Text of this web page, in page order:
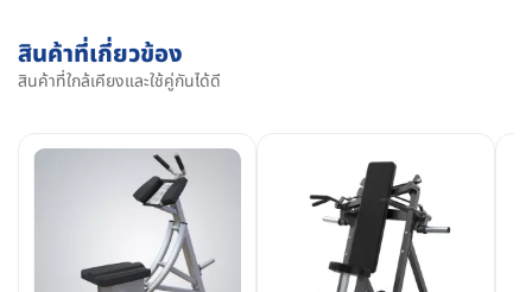
สินค้าที่เกี่ยวข้อง
สินค้าที่ใกล้เคียงและใช้คู่กันได้ดี